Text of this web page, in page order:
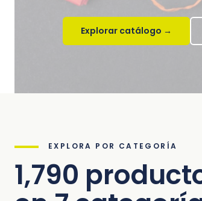
Explorar catálogo →
EXPLORA POR CATEGORÍA
1,790